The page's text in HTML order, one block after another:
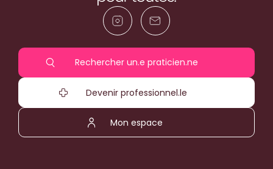
Rechercher un.e praticien.ne
Devenir professionnel.le
Mon espace